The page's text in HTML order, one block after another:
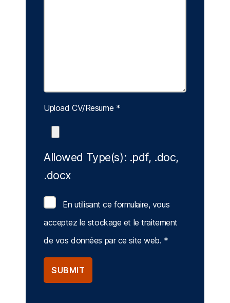
Upload CV/Resume *
Allowed Type(s): .pdf, .doc,
.docx
En utilisant ce formulaire, vous
acceptez le stockage et le traitement
de vos données par ce site web. *